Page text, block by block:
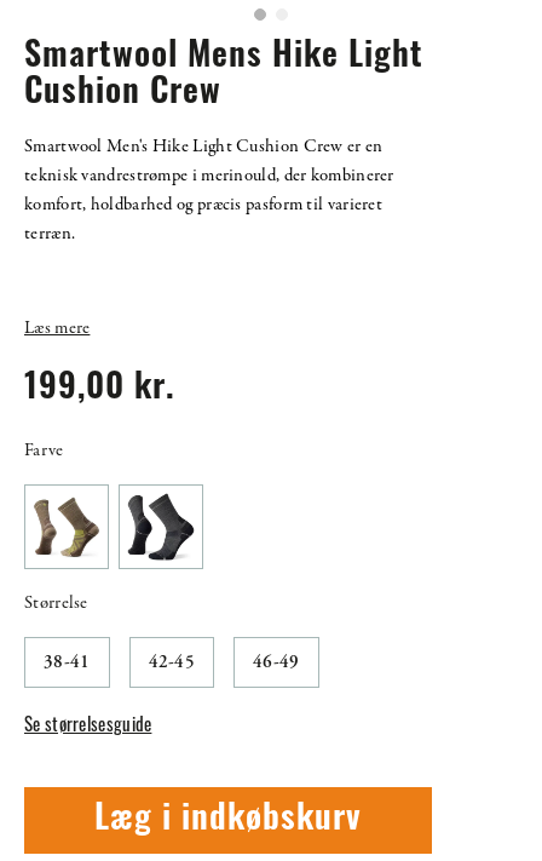
Smartwool Mens Hike Light
Cushion Crew
Smartwool Men's Hike Light Cushion Crew er en
teknisk vandrestrømpe i merinould, der kombinerer
komfort, holdbarhed og præcis pasform til varieret
terræn.
Læs mere
199,00 kr.
Farve
Størrelse
38-41 42-45 46-49
Se størrelsesguide
Læg i indkøbskurv